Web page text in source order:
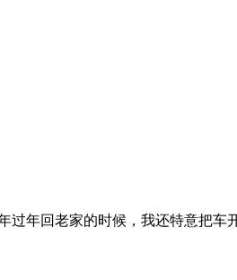
年回老家的时候，我还特意把车